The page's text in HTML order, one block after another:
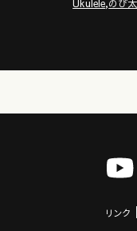
◾️◾️ガズレレ式かんたんウ
Ukulele,のび
リンク